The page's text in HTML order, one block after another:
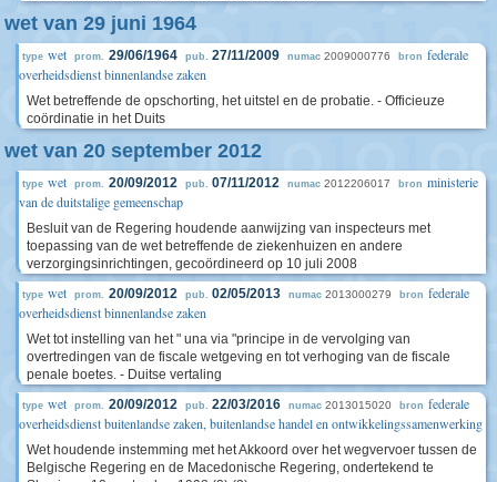
wet van 29 juni 1964
type wet prom. 29/06/1964 pub. 27/11/2009 numac 2009000776 bron federale
overheidsdienst binnenlandse zaken
Wet betreffende de opschorting, het uitstel en de probatie. - Officieuze
coördinatie in het Duits
wet van 20 september 2012
type wet prom. 20/09/2012 pub. 07/11/2012 numac 2012206017 bron ministerie
van de duitstalige gemeenschap
Besluit van de Regering houdende aanwijzing van inspecteurs met
toepassing van de wet betreffende de ziekenhuizen en andere
verzorgingsinrichtingen, gecoördineerd op 10 juli 2008
type wet prom. 20/09/2012 pub. 02/05/2013 numac 2013000279 bron federale
overheidsdienst binnenlandse zaken
Wet tot instelling van het " una via "principe in de vervolging van
overtredingen van de fiscale wetgeving en tot verhoging van de fiscale
penale boetes. - Duitse vertaling
type wet prom. 20/09/2012 pub. 22/03/2016 numac 2013015020 bron federale
overheidsdienst buitenlandse zaken, buitenlandse handel en ontwikkelingssamenwerking
Wet houdende instemming met het Akkoord over het wegvervoer tussen de
Belgische Regering en de Macedonische Regering, ondertekend te